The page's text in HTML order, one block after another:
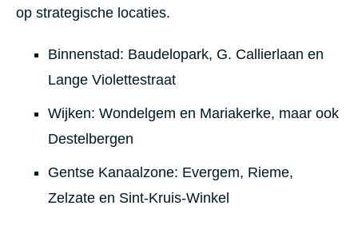
op strategische locaties.
Binnenstad: Baudelopark, G. Callierlaan en
Lange Violettestraat
Wijken: Wondelgem en Mariakerke, maar ook
Destelbergen
Gentse Kanaalzone: Evergem, Rieme,
Zelzate en Sint-Kruis-Winkel